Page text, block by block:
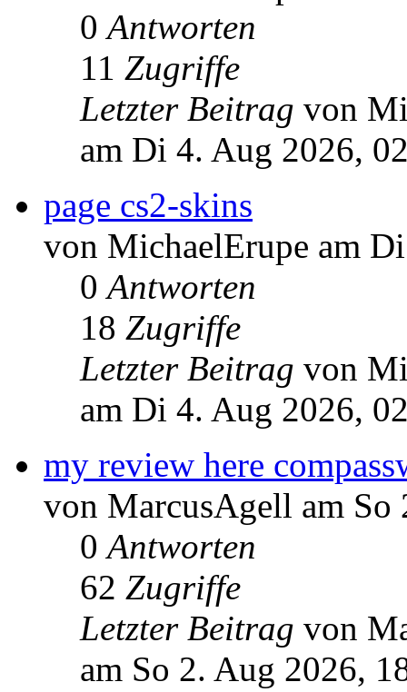
0Antworten
11 Zugriffe
Letzter Beitrag von
am Di 4. Aug 2026,
page cs2-skins
von MichaelErupe am
0Antworten
18 Zugriffe
Letzter Beitrag von
am Di 4. Aug 2026,
my review here
von MarcusAgell am So
0Antworten
62 Zugriffe
Letzter Beitrag von
am So 2. Aug 2026,